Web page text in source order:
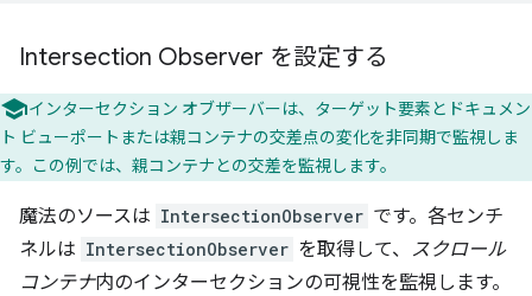
Intersection Observer を設定する
インターセクション オブザーバーは、ターゲット要素とドキュメン
ト ビューポートまたは親コンテナの交差点の変化を非同期で監視しま
す。この例では、親コンテナとの交差を監視します。
魔法のソースは IntersectionObserver です。各センチ
ネルは IntersectionObserver を取得して、 スクロール
コンテナ内のインターセクションの可視性を監視します。